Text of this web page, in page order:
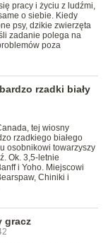
pracy i życiu z ludźmi,
o siebie. Kiedy
psy, dzikie zwierzęta
zadanie polega na
poza
rzadki biały
tej wiosny
rzadkiego białego
osobnikowi towarzyszy
Ok. 3,5-letnie
i Yoho. Miejscowi
Chiniki i
gracz